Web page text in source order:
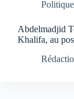
Politique
Abdelmadjid
Khalifa, au